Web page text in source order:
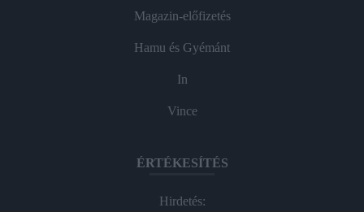
Magazin-előfizetés
Hamu és Gyémánt
In
Vince
ÉRTÉKESÍTÉS
Hirdetés: